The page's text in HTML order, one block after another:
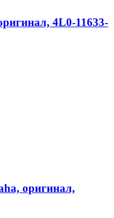
4L0-11633-
оригинал,